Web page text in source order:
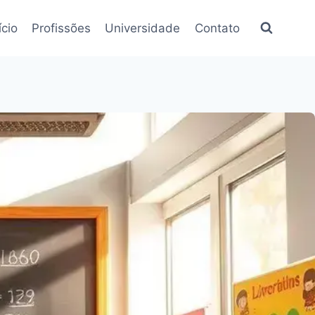
Profissões Universidade Contato